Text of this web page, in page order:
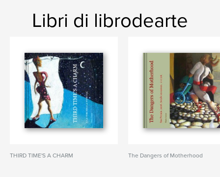
Libri di librodearte
THIRD TIME'S A CHARM The Dangers of Motherhood